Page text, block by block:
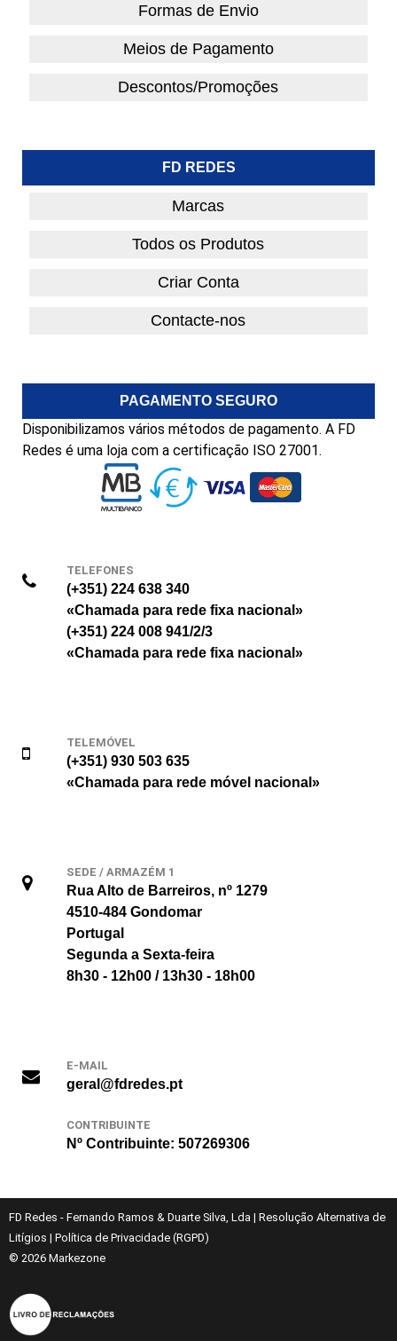
Formas de Envio
Meios de Pagamento
Descontos/Promoções
FD REDES
Marcas
Todos os Produtos
Criar Conta
Contacte-nos
PAGAMENTO SEGURO
Disponibilizamos vários métodos de pagamento. A FD
Redes é uma loja com a certificação ISO 27001.
TELEFONES
(+351) 224 638 340
«Chamada para rede fixa nacional»
(+351) 224 008 941/2/3
«Chamada para rede fixa nacional»
TELEMÓVEL
(+351) 930 503 635
«Chamada para rede móvel nacional»
SEDE / ARMAZÉM 1
Rua Alto de Barreiros, nº 1279
4510-484 Gondomar
Portugal
Segunda a Sexta-feira
8h30 - 12h00 / 13h30 - 18h00
E-MAIL
geral@fdredes.pt
CONTRIBUINTE
Nº Contribuinte: 507269306
FD Redes - Fernando Ramos & Duarte Silva, Lda | Resolução Alternativa de
Litígios | Política de Privacidade (RGPD)
© 2026 Markezone